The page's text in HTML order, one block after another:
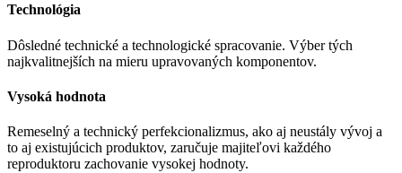
Technológia
Dôsledné technické a technologické spracovanie. Výber tých
najkvalitnejších na mieru upravovaných komponentov.
Vysoká hodnota
Remeselný a technický perfekcionalizmus, ako aj neustály vývoj a
to aj existujúcich produktov, zaručuje majiteľovi každého
reproduktoru zachovanie vysokej hodnoty.